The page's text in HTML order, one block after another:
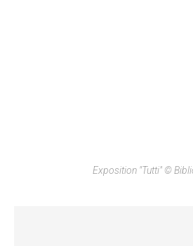
Exposition "Tutti" ©